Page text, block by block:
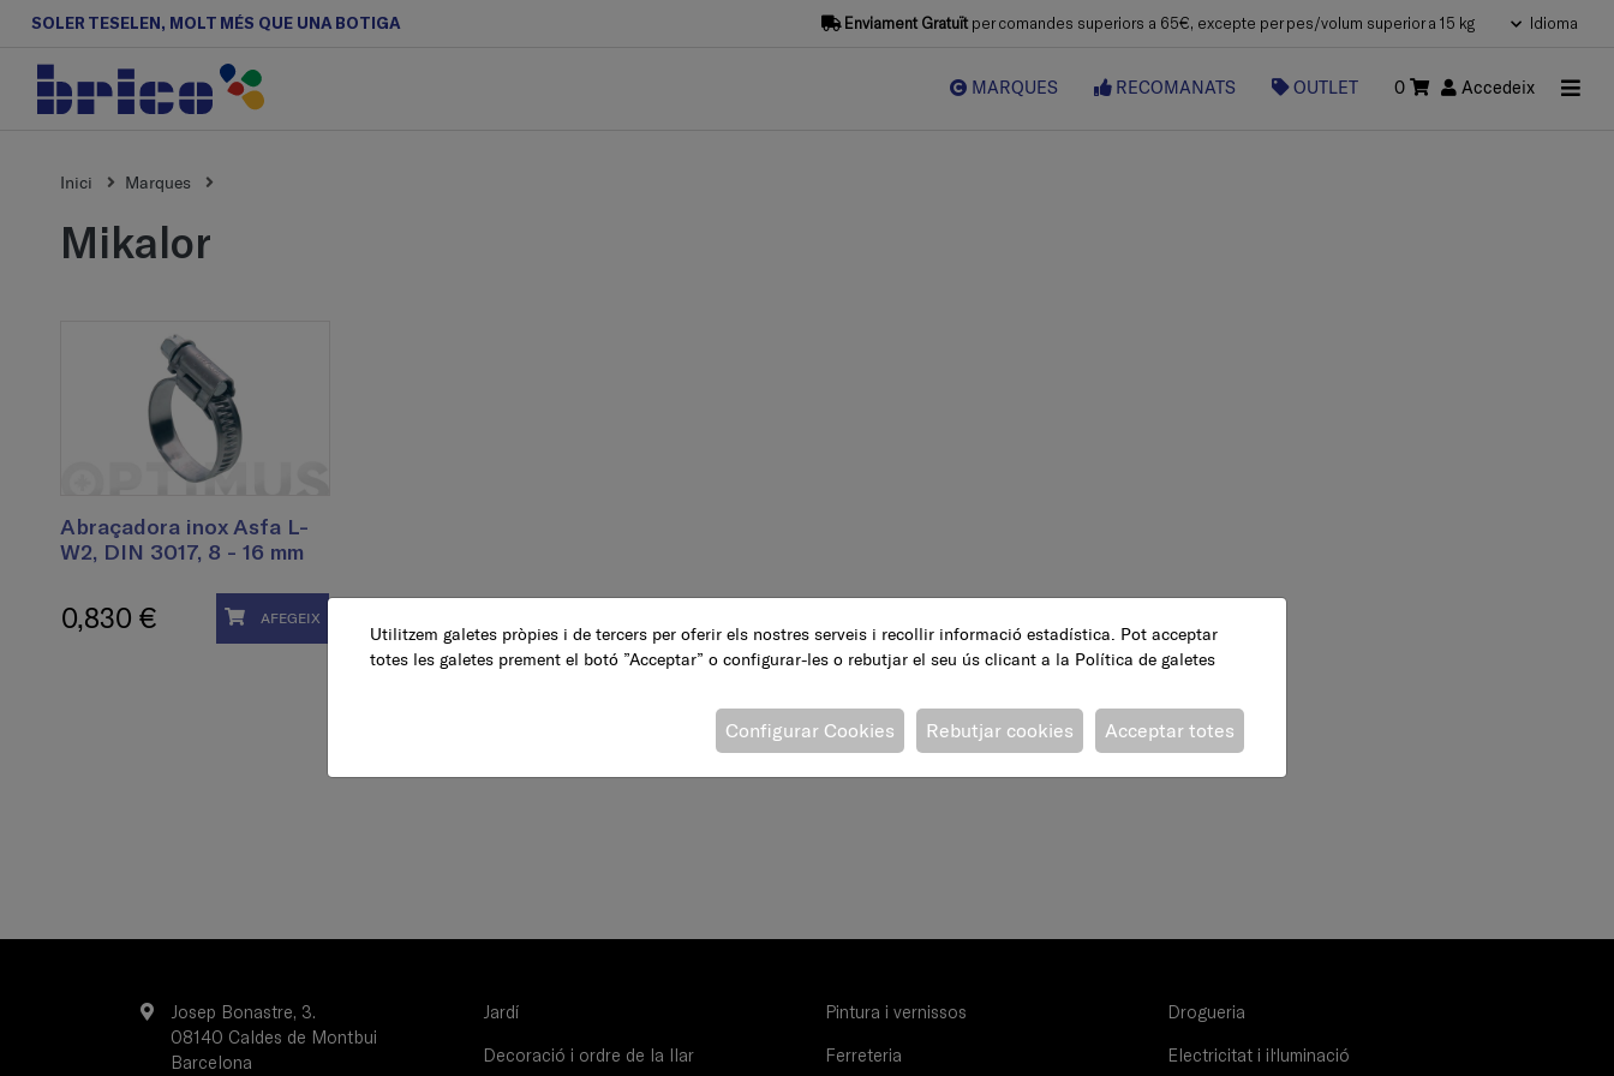
SOLER TESELEN, MOLT MÉS QUE UNA BOTIGA Enviament Gratuïtper comandes superiors a 65€, excepte per pes/volum superior a 15 kg Idioma
MARQUES RECOMANATS OUTLET 0 Accedeix
Inici Marques
mikalor
Abraçadora inox Asfa L-
W2, DIN 3017, 8 - 16 mm
0,830 € AFEGEIX
Josep Bonastre, 3.
08140 Caldes de Montbui
Barcelona
Jardí Pintura i vernissos Drogueria
Decoració i ordre de la llar Ferreteria Electricitat i il·luminació
Utilitzem galetes pròpies i de tercers per oferir els nostres serveis i recollir informació estadística. Pot acceptar
totes les galetes prement el botó ”Acceptar” o configurar-les o rebutjar el seu ús clicant a la Política de galetes
Acceptar totes
Rebutjar cookies
Configurar Cookies